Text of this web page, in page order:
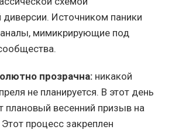
Источником паники
мимикрирующие под
прозрачна: никакой
не планируется. В этот день
плановый весенний призыв на
процесс закреплен